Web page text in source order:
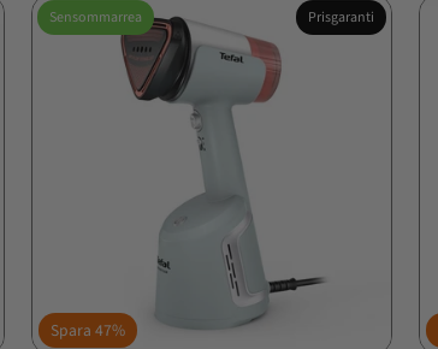
Sensommarrea Prisgaranti
Spara 47%